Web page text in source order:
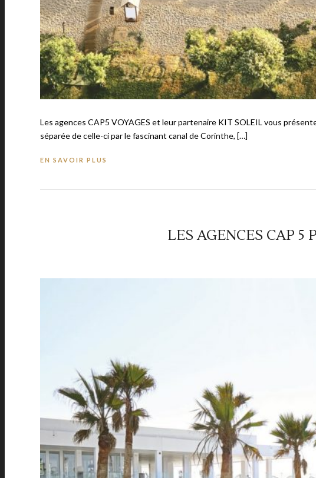
Les agences CAP5 VOYAGES et leur partenaire KIT SOLEIL vous
séparée de celle-ci par le fascinant canal de Corinthe, […]
EN SAVOIR PLUS
LES AGENCES CAP 5